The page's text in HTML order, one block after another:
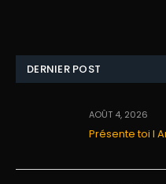
DERNIER POST
AOÛT 4, 2026
Présente toi I